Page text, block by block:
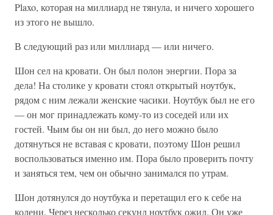
Plaxo, которая на миллиард не тянула, и ничего хорошего
из этого не вышло.
В следующий раз или миллиард — или ничего.
Шон сел на кровати. Он был полон энергии. Пора за
дела! На столике у кровати стоял открытый ноутбук,
рядом с ним лежали женские часики. Ноутбук был не его
— он мог принадлежать кому-то из соседей или их
гостей. Чьим бы он ни был, до него можно было
дотянуться не вставая с кровати, поэтому Шон решил
воспользоваться именно им. Пора было проверить почту
и заняться тем, чем он обычно занимался по утрам.
Шон дотянулся до ноутбука и перетащил его к себе на
колени. Через несколько секунд ноутбук ожил. Он уже